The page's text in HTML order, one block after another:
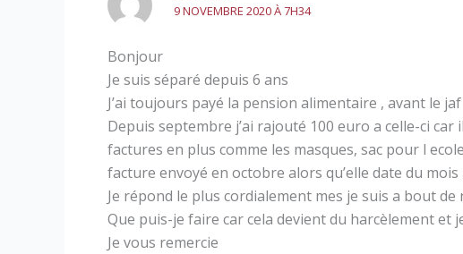
9 NOVEMBRE 2020 À 7H34
Bonjour
Je suis séparé depuis 6 ans
J’ai toujours payé la pension alimentaire , avant le
Depuis septembre j’ai rajouté 100 euro a celle-ci
factures en plus comme les masques, sac pour l
facture envoyé en octobre alors qu’elle date du
Je répond le plus cordialement mes je suis a bout de
Que puis-je faire car cela devient du harcèlement et
Je vous remercie